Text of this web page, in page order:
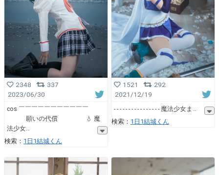
2348
337
2023/06/30
cos ￣￣￣￣￣￣￣￣￣￣￣
願いの代償 💧 魔
法少女
検索： 1日1結城くん
1521
292
2021/12/19
- - - - - - - - - - - - - - - - 魔法少女ま
検索： 1日1結城くん